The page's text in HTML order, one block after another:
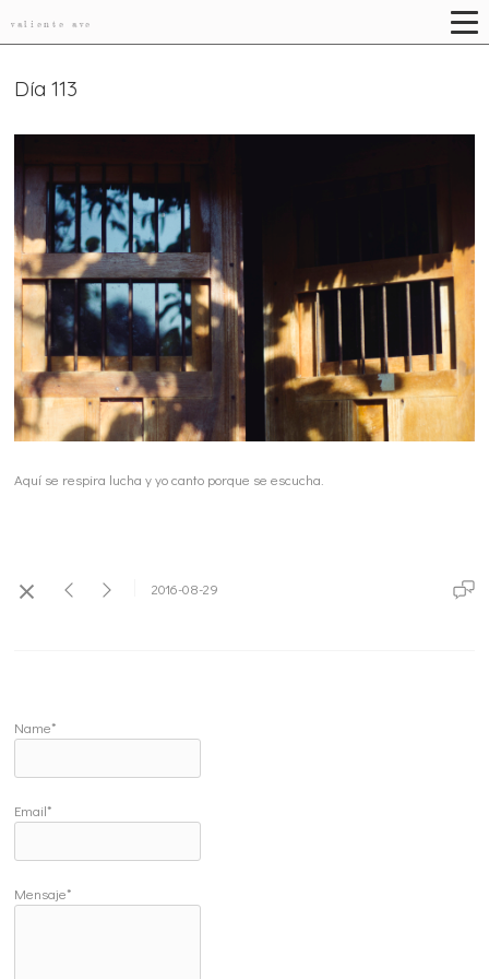
valiente ave
Día 113
Aquí se respira lucha y yo canto porque se escucha.
2016-08-29
Name*
Email*
Mensaje*